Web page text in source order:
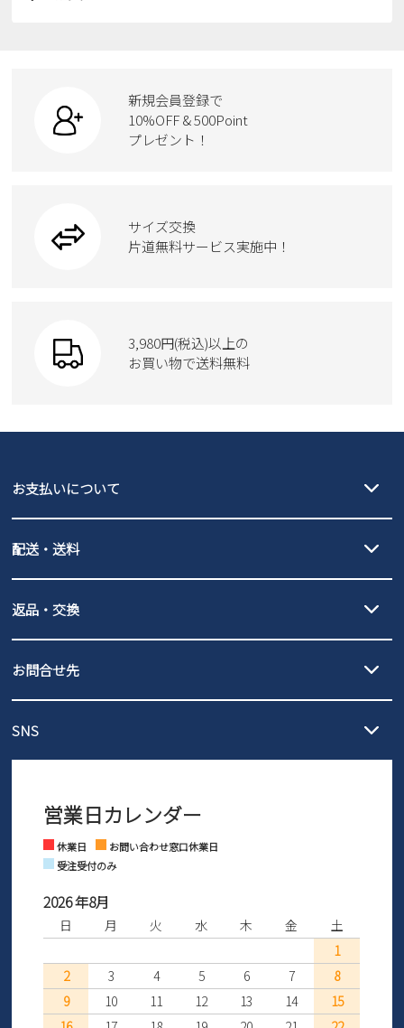
カジュアルシューズ
ワークシューズ
ウェア
moz
ローファー
ブーツ
Parade
GAP
スクール
new balance
瞬足
ボディバッグ
ハンドバッグ
トートバッグ
ケア用品
新規会員登録で
10%OFF & 500Point
プレゼント！
サイズ交換
片道無料サービス実施中！
3,980円(税込)以上の
お買い物で送料無料
お支払いについて
PayPay（オンライン決済）、代金引換のご利用が可能です。
配送・送料
北海道・本州・四国・九州…550円
3,980円（税込）以上お買い上げで送料無料
発送日・送料詳細については
ご利用ください。
全国一律…220円（税込）
発送日・送料詳細についてはご利用ガイドを
ご利用ください。
返品・交換
の片道無料サービスを実施中！
ントとしても安心してご利用いただけるよう、サイズ交換の受付期
さい。
お問合せ先
営業時間：11時～17時
※土日祝はお問い合わせ窓口休業日となります。
SNS
Facebook Instagram
営業日カレンダー
休業日
お問い合わせ窓口休業日
受注受付のみ
2026 年8月
日 月 火 水 木 金
土
1
2
3 4 5 6 7
8
9
10 11 12 13 14
15